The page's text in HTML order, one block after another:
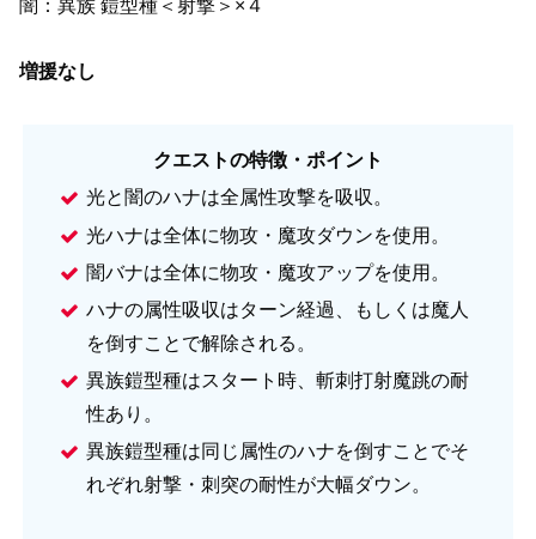
闇：異族 鎧型種＜射撃＞×４
増援なし
クエストの特徴・ポイント
光と闇のハナは全属性攻撃を吸収。
光ハナは全体に物攻・魔攻ダウンを使用。
闇バナは全体に物攻・魔攻アップを使用。
ハナの属性吸収はターン経過、もしくは魔人
を倒すことで解除される。
異族鎧型種はスタート時、斬刺打射魔跳の耐
性あり。
異族鎧型種は同じ属性のハナを倒すことでそ
れぞれ射撃・刺突の耐性が大幅ダウン。